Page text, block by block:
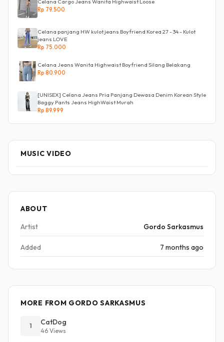
Celana Cargo Jeans Wanita Highwaist Loose
Rp 79.500
Celana panjang HW kulot jeans Boyfriend Korea 27 - 34 - Kulot
jeans LOVE
Rp 75.000
Celana Jeans Wanita Highwaist Boyfriend Silang Belakang
Rp 80.900
[UNISEX] Celana Jeans Pria Panjang Dewasa Denim Korean Style
Baggy Pants Jeans HighWaist Murah
Rp 89.999
MUSIC VIDEO
ABOUT
Artist
Gordo Sarkasmus
Added 7 months ago
MORE FROM GORDO SARKASMUS
1 CatDog
46 Views